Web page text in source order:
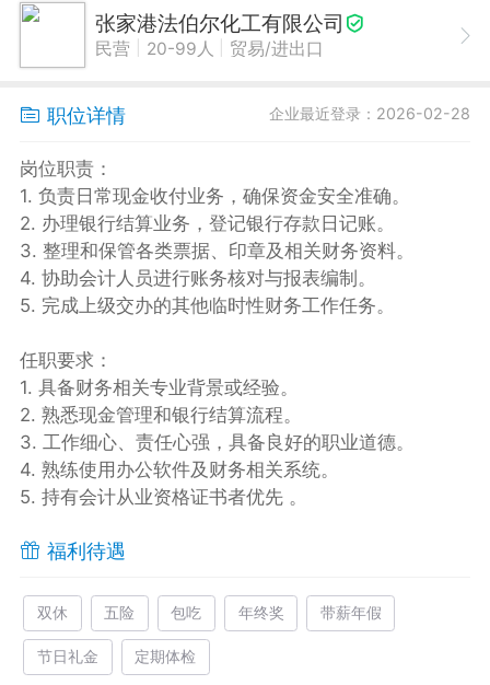
张家港法伯尔化工有限公司
民营 20-99人 贸易/进出口
职位详情 企业最近登录：2026-02-28
岗位职责：
1. 负责日常现金收付业务，确保资金安全准确。
2. 办理银行结算业务，登记银行存款日记账。
3. 整理和保管各类票据、印章及相关财务资料。
4. 协助会计人员进行账务核对与报表编制。
5. 完成上级交办的其他临时性财务工作任务。
任职要求：
1. 具备财务相关专业背景或经验。
2. 熟悉现金管理和银行结算流程。
3. 工作细心、责任心强，具备良好的职业道德。
4. 熟练使用办公软件及财务相关系统。
5. 持有会计从业资格证书者优先 。
福利待遇
双休 五险 包吃 年终奖 带薪年假
节日礼金 定期体检